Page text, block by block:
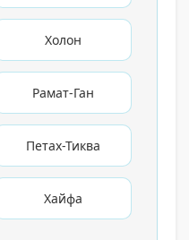
Холон
Рамат-Ган
Петах-Тиква
Хайфа